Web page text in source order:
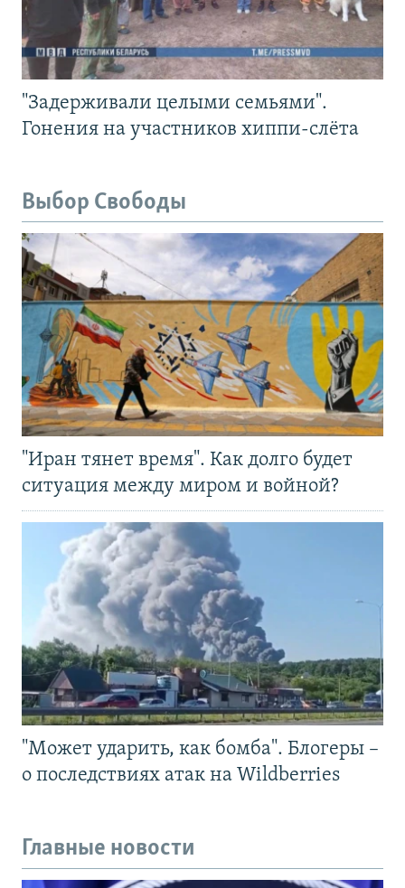
"Задерживали целыми семьями".
Гонения на участников хиппи-слёта
Выбор Свободы
"Иран тянет время". Как долго будет
ситуация между миром и войной?
"Может ударить, как бомба". Блогеры –
о последствиях атак на Wildberries
Главные новости